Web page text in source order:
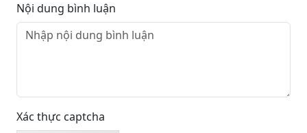
Nội dung bình luận
Xác thực captcha